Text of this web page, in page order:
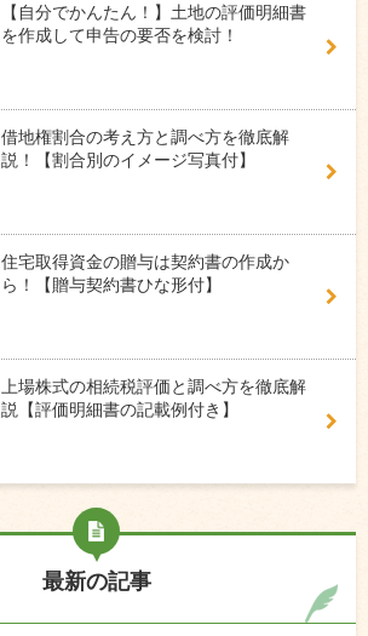
【自分でかんたん！】土地の評価明細書
を作成して申告の要否を検討！
借地権割合の考え方と調べ方を徹底解
説！【割合別のイメージ写真付】
住宅取得資金の贈与は契約書の作成か
ら！【贈与契約書ひな形付】
上場株式の相続税評価と調べ方を徹底解
説【評価明細書の記載例付き】
最新の記事